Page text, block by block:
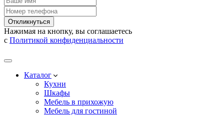
Откликнуться
Нажимая на кнопку, вы соглашаетесь
с Политикой конфиденциальности
Каталог
Кухни
Шкафы
Мебель в прихожую
Мебель для гостиной